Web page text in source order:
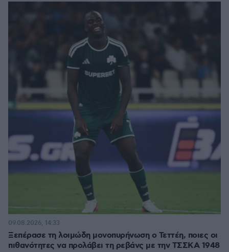
Ξεπέρασε τη λοιμώδη μονοπυρήνωση ο Τεττέη, ποιες οι
πιθανότητες να προλάβει τη ρεβάνς με την ΤΣΣΚΑ 1948
09.08.2026, 14:33